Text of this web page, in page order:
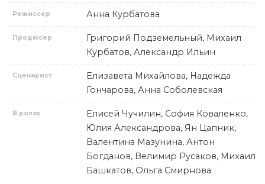
Режиссер Анна Курбатова
Продюсер
Григорий Подземельный, Михаил
Курбатов, Александр Ильин
Сценарист
Елизавета Михайлова, Надежда
Гончарова, Анна Соболевская
В ролях
Елисей Чучилин, София Коваленко,
Юлия Александрова, Ян Цапник,
Валентина Мазунина, Антон
Богданов, Велимир Русаков, Михаил
Башкатов, Ольга Смирнова